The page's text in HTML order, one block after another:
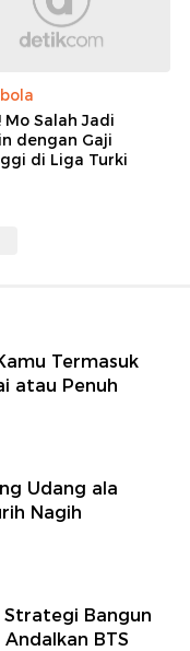
Mo Salah Jadi
dengan Gaji
di Liga Turki
Termasuk
atau Penuh
Udang ala
Nagih
Bangun
BTS